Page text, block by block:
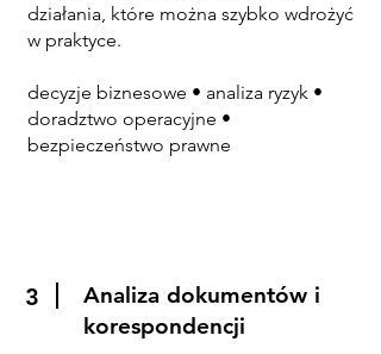
działania, które można szybko wdrożyć
w praktyce.
decyzje biznesowe • analiza ryzyk •
doradztwo operacyjne •
bezpieczeństwo prawne
3
Analiza dokumentów i
korespondencji